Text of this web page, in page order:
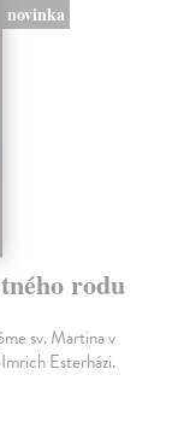
novinka
rodu
sv. Martina v
Esterházi.